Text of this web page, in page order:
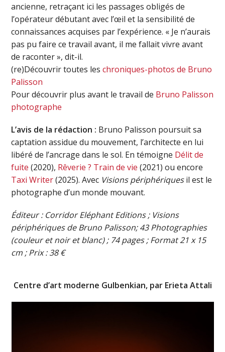
ancienne, retraçant ici les passages obligés de
l’opérateur débutant avec l’œil et la sensibilité de
connaissances acquises par l’expérience. « Je n’aurais
pas pu faire ce travail avant, il me fallait vivre avant
de raconter », dit-il.
(re)Découvrir toutes leschroniques-photos de Bruno
Palisson
Pour découvrir plus avant le travail de Bruno Palisson
photographe
L’avis de la rédaction : Bruno Palisson poursuit sa
captation assidue du mouvement, l’architecte en lui
libéré de l’ancrage dans le sol. En témoigne Délit de
fuite (2020), Rêverie ? Train de vie (2021) ou encore
Taxi Writer(2025). Avec Visions périphériquesil est le
photographe d’un monde mouvant.
Éditeur : Corridor Eléphant Editions; Visions
périphériques de Bruno Palisson;43Photographies
(couleur et noir et blanc) ; 74pages ; Format 21 x 15
cm ; Prix :38 €
Centre d’art moderne Gulbenkian, par Erieta Attali